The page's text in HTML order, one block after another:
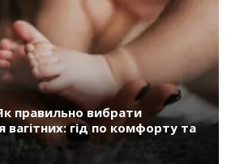
правильно вибрати
вагітних: гід по комфорту та